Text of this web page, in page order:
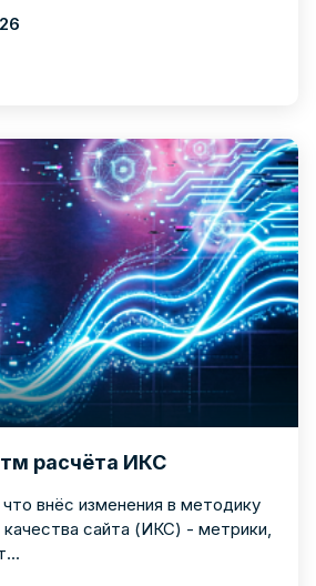
расчёта ИКС
внёс изменения в методику
сайта (ИКС) - метрики,